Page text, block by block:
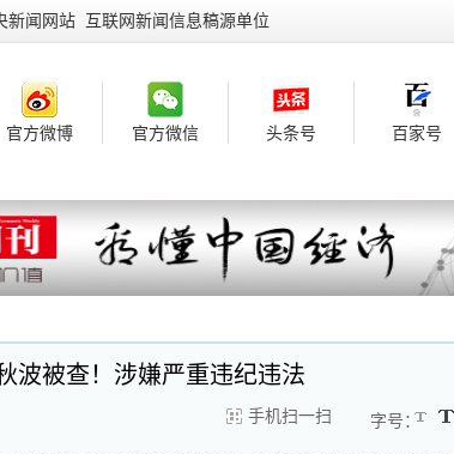
新闻网站 互联网新闻信息稿源单位
官方微博 官方微信 头条号 百家号
波被查！涉嫌严重违纪违法
手机扫一扫 字号：